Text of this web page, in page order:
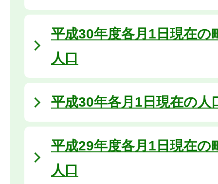
平成30年度各月1日現在の
人口
平成30年各月1日現在の人
平成29年度各月1日現在の
人口